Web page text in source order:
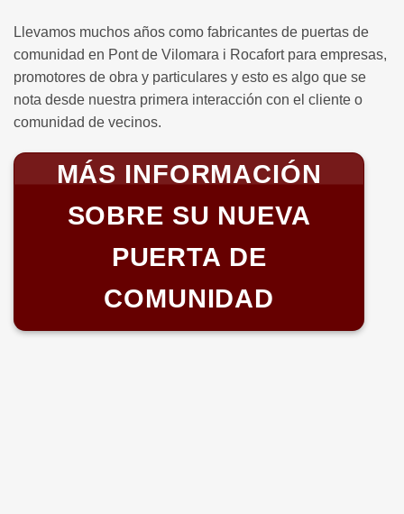
Llevamos muchos años como fabricantes de puertas de
comunidad en Pont de Vilomara i Rocafort para empresas,
promotores de obra y particulares y esto es algo que se
nota desde nuestra primera interacción con el cliente o
comunidad de vecinos.
MÁS INFORMACIÓN
SOBRE SU NUEVA
PUERTA DE
COMUNIDAD